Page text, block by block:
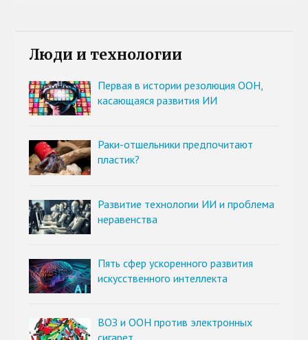
Люди и технологии
Первая в истории резолюция ООН,
касающаяся развития ИИ
Раки-отшельники предпочитают
пластик?
Развитие технологии ИИ и проблема
неравенства
Пять сфер ускоренного развития
искусственного интеллекта
ВОЗ и ООН против электронных